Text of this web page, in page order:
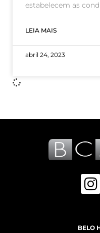
estabelecem as
LEIA MAIS
abril 24, 2023
BELO